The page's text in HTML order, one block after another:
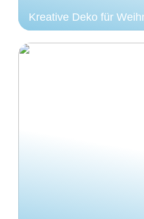
Kreative Deko für